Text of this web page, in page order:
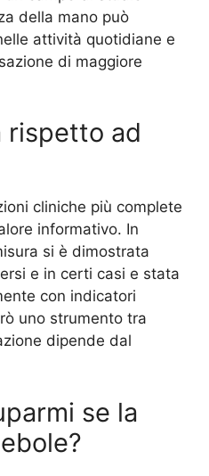
della mano può
attività quotidiane e
di maggiore
rispetto ad
cliniche più complete
informativo. In
si è dimostrata
e in certi casi e stata
con indicatori
uno strumento tra
dipende dal
se la